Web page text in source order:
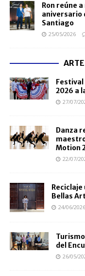
Ron reúne
aniversario
Santiago
25/05/2026
Festival
2026 a
27/07/
Danza
Motion
22/07/
Reciclaje
Bellas
24/06/2026
del
26/05/